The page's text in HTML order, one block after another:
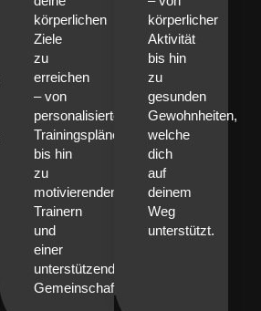
körperlichen
Ziele
zu
erreichen
– von
personalisierten
Trainingsplänen
bis hin
zu
motivierenden
Trainern
und
einer
unterstützenden
Gemeinschaft.
körperlicher
Aktivität
bis hin
zu
gesunden
Gewohnheiten,
welche
dich
auf
deinem
Weg
unterstützt.